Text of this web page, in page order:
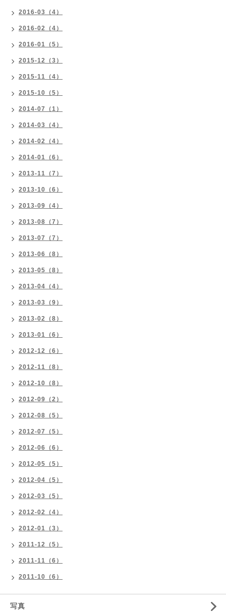
2016-03（4）
2016-02（4）
2016-01（5）
2015-12（3）
2015-11（4）
2015-10（5）
2014-07（1）
2014-03（4）
2014-02（4）
2014-01（6）
2013-11（7）
2013-10（6）
2013-09（4）
2013-08（7）
2013-07（7）
2013-06（8）
2013-05（8）
2013-04（4）
2013-03（9）
2013-02（8）
2013-01（6）
2012-12（6）
2012-11（8）
2012-10（8）
2012-09（2）
2012-08（5）
2012-07（5）
2012-06（6）
2012-05（5）
2012-04（5）
2012-03（5）
2012-02（4）
2012-01（3）
2011-12（5）
2011-11（6）
2011-10（6）
写真